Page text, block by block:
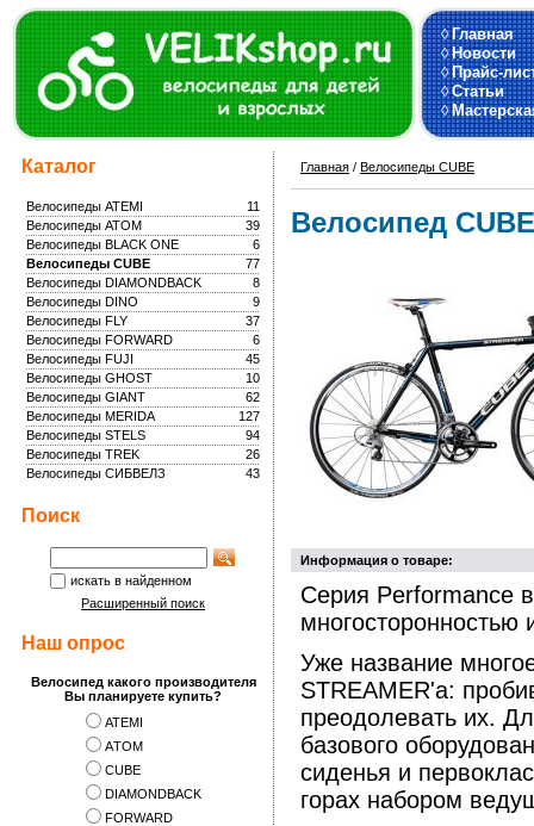
◊Главная
◊Новости
◊Прайс-
◊Статьи
◊
Каталог
11
Велосипеды ATEMI
39
Велосипеды ATOM
6
Велосипеды BLACK ONE
77
Велосипеды CUBE
8
Велосипеды DIAMONDBACK
9
Велосипеды DINO
37
Велосипеды FLY
6
Велосипеды FORWARD
45
Велосипеды FUJI
10
Велосипеды GHOST
62
Велосипеды GIANT
127
Велосипеды MERIDA
94
Велосипеды STELS
26
Велосипеды TREK
43
Велосипеды СИБВЕЛЗ
Поиск
искать в найденном
Расширенный поиск
Наш опрос
Велосипед какого производителя
Вы планируете купить?
ATEMI
АTOM
CUBE
DIAMONDBACK
FORWARD
Главная / Велосипеды CUBE
Велосипед
Информация о товаре:
Серия Performance
многосторонностью
Уже название
STREAMER'а:
преодолевать их.
базового
сиденья и
горах набором